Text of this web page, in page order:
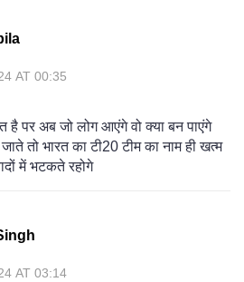
AT 00:35
है पर अब जो लोग आएंगे वो क्या बन पाएंगे
तो भारत का टी20 टीम का नाम ही खत्म
में भटकते रहोगे
AT 03:14